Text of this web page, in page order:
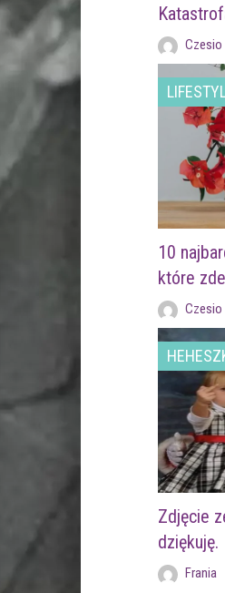
Czesio
10
które
Czesio
Zdjęcie
dziękuję.
Frania